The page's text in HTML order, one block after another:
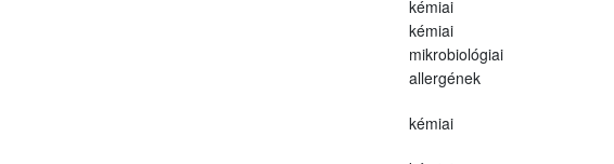
kémiai
kémiai
mikrobiológiai
allergének
kémiai